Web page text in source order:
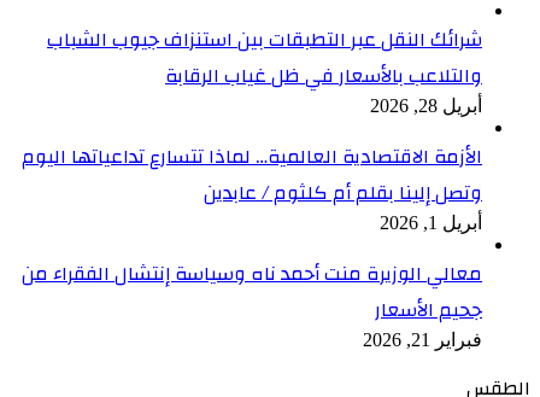
شرائك النقل عبر التطبقات بين استنزاف جيوب الشباب
والتلاعب بالأسعار في ظل غياب الرقابة
أبريل 28, 2026
الأزمة الاقتصادية العالمية… لماذا تتسارع تداعياتها اليوم
وتصل إلينا بقلم أم كلثوم / عابدين
أبريل 1, 2026
معالي الوزيرة منت أحمد ناه وسياسة إنتشال الفقراء من
جحيم الأسعار
فبراير 21, 2026
الطقس